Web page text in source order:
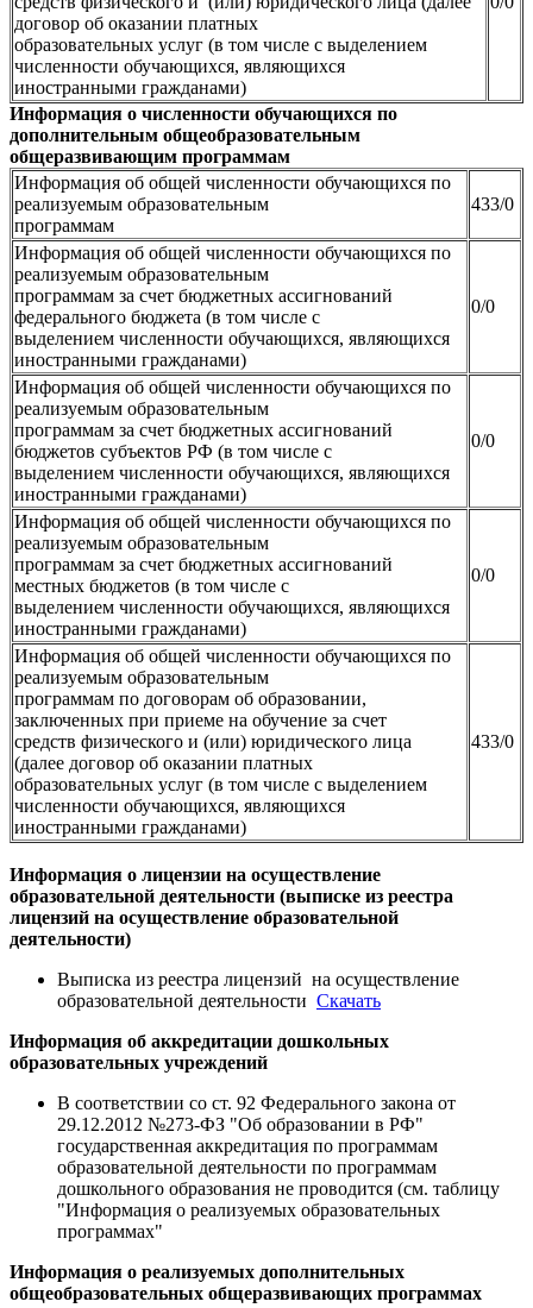
договор об оказании платных
образовательных услуг (в том числе с выделением
численности обучающихся, являющихся
иностранными гражданами)
Информация о численности обучающихся по
дополнительным общеобразовательным
общеразвивающим программам
Информация об общей численности обучающихся по
реализуемым образовательным
программам
433/0
Информация об общей численности обучающихся по
реализуемым образовательным
программам за счет бюджетных ассигнований
федерального бюджета (в том числе с
выделением численности обучающихся, являющихся
иностранными гражданами)
0/0
Информация об общей численности обучающихся по
реализуемым образовательным
программам за счет бюджетных ассигнований
бюджетов субъектов РФ (в том числе с
выделением численности обучающихся, являющихся
иностранными гражданами)
0/0
Информация об общей численности обучающихся по
реализуемым образовательным
программам за счет бюджетных ассигнований
местных бюджетов (в том числе с
выделением численности обучающихся, являющихся
иностранными гражданами)
0/0
Информация об общей численности обучающихся по
реализуемым образовательным
программам по договорам об образовании,
заключенных при приеме на обучение за счет
средств физического и (или) юридического лица
(далее договор об оказании платных
образовательных услуг (в том числе с выделением
численности обучающихся, являющихся
иностранными гражданами)
433/0
Информация о лицензии на осуществление
образовательной деятельности (выписке из реестра
лицензий на осуществление образовательной
деятельности)
Выписка из реестра лицензий на осуществление
образовательной деятельности Скачать
Информация об аккредитации дошкольных
образовательных учреждений
В соответствии со ст. 92 Федерального закона от
29.12.2012 №273-ФЗ "Об образовании в РФ"
государственная аккредитация по программам
образовательной деятельности по программам
дошкольного образования не проводится (см. таблицу
"Информация о реализуемых образовательных
программах"
Информация о реализуемых дополнительных
общеобразовательных общеразвивающих программах